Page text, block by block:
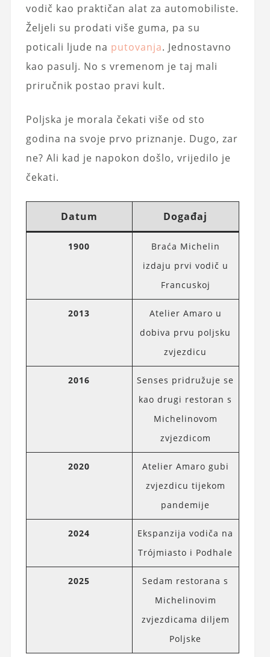
vodič kao praktičan alat za automobiliste.
Željeli su prodati više guma, pa su
poticali ljude na putovanja. Jednostavno
kao pasulj. No s vremenom je taj mali
priručnik postao pravi kult.
Poljska je morala čekati više od sto
godina na svoje prvo priznanje. Dugo, zar
ne? Ali kad je napokon došlo, vrijedilo je
čekati.
Datum Događaj
1900
Braća Michelin
izdaju prvi vodič u
Francuskoj
2013
Atelier Amaro u
dobiva prvu poljsku
zvjezdicu
2016
Senses pridružuje se
kao drugi restoran s
Michelinovom
zvjezdicom
2020
Atelier Amaro gubi
zvjezdicu tijekom
pandemije
2024
Ekspanzija vodiča na
Trójmiasto i Podhale
2025
Sedam restorana s
Michelinovim
zvjezdicama diljem
Poljske